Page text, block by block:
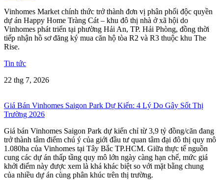
Vinhomes Market chính thức trở thành đơn vị phân phối độc quyền
dự án Happy Home Tràng Cát – khu đô thị nhà ở xã hội do
Vinhomes phát triển tại phường Hải An, TP. Hải Phòng, đồng thời
tiếp nhận hồ sơ đăng ký mua căn hộ tòa R2 và R3 thuộc khu The
Rise.
Tin tức
22 thg 7, 2026
Giá Bán Vinhomes Saigon Park Dự Kiến: 4 Lý Do Gây Sốt Thị
Trường 2026
Giá bán Vinhomes Saigon Park dự kiến chỉ từ 3,9 tỷ đồng/căn đang
trở thành tâm điểm chú ý của giới đầu tư quan tâm đại đô thị quy mô
1.080ha của Vinhomes tại Tây Bắc TP.HCM. Giữa thực tế nguồn
cung các dự án thấp tầng quy mô lớn ngày càng hạn chế, mức giá
khởi điểm này được xem là khá khác biệt so với mặt bằng chung
của nhiều dự án cùng phân khúc trên thị trường.